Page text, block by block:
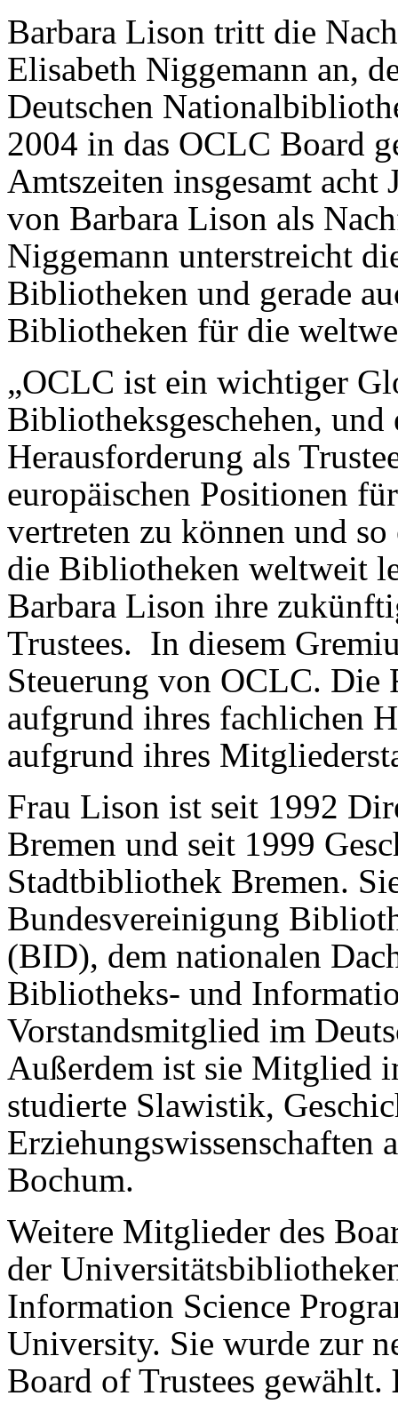
Barbara Lison tritt die
Elisabeth Niggemann an,
Deutschen
2004 in das OCLC Board
Amtszeiten insgesamt
von Barbara Lison als
Niggemann unterstreicht
Bibliotheken und gerade
Bibliotheken für die
„OCLC ist ein wichtiger
Bibliotheksgeschehen, und
Herausforderung als
europäischen Positionen
vertreten zu können und
die Bibliotheken weltweit
Barbara Lison ihre
Trustees. In diesem
Steuerung von OCLC. Die
aufgrund ihres fachlichen
aufgrund ihres
Frau Lison ist seit 1992
Bremen und seit 1999
Stadtbibliothek Bremen.
Bundesvereinigung
(BID), dem nationalen
Bibliotheks- und
Vorstandsmitglied im
Außerdem ist sie Mitglied
studierte Slawistik,
Erziehungswissenschaften
Bochum.
Weitere Mitglieder des
der
Information Science
University. Sie wurde zur
Board of Trustees gewählt.